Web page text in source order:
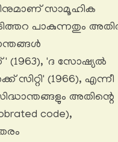
സാമൂഹിക
പാകുന്നതും
'ദ സോഷ്യൽ
(1966), എന്നീ
അതിന്റെ
code),